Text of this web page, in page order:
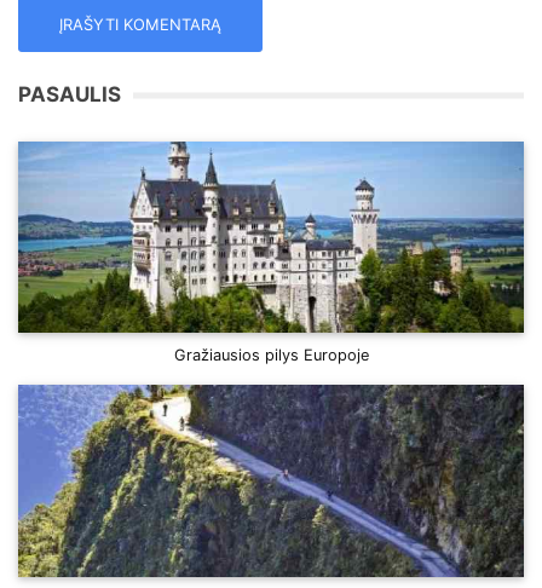
PASAULIS
Gražiausios pilys Europoje